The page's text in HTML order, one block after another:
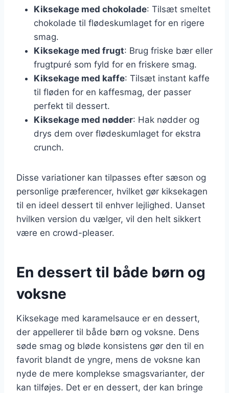
Kiksekage med chokolade: Tilsæt smeltet
chokolade til flødeskumlaget for en rigere
smag.
Kiksekage med frugt: Brug friske bær eller
frugtpuré som fyld for en friskere smag.
Kiksekage med kaffe: Tilsæt instant kaffe
til fløden for en kaffesmag, der passer
perfekt til dessert.
Kiksekage med nødder: Hak nødder og
drys dem over flødeskumlaget for ekstra
crunch.
Disse variationer kan tilpasses efter sæson og
personlige præferencer, hvilket gør kiksekagen
til en ideel dessert til enhver lejlighed. Uanset
hvilken version du vælger, vil den helt sikkert
være en crowd-pleaser.
En dessert til både børn og
voksne
Kiksekage med karamelsauce er en dessert,
der appellerer til både børn og voksne. Dens
søde smag og bløde konsistens gør den til en
favorit blandt de yngre, mens de voksne kan
nyde de mere komplekse smagsvarianter, der
kan tilføjes. Det er en dessert, der kan bringe